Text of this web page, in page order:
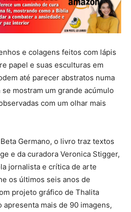
e colagens feitos com lápis
papel e suas esculturas em
até parecer abstratos numa
mostram um grande acúmulo
com um olhar mais
Germano, o livro traz textos
e da curadora Veronica Stigger,
jornalista e crítica de arte
os últimos seis anos de
projeto gráfico de Thalita
apresenta mais de 90 imagens,